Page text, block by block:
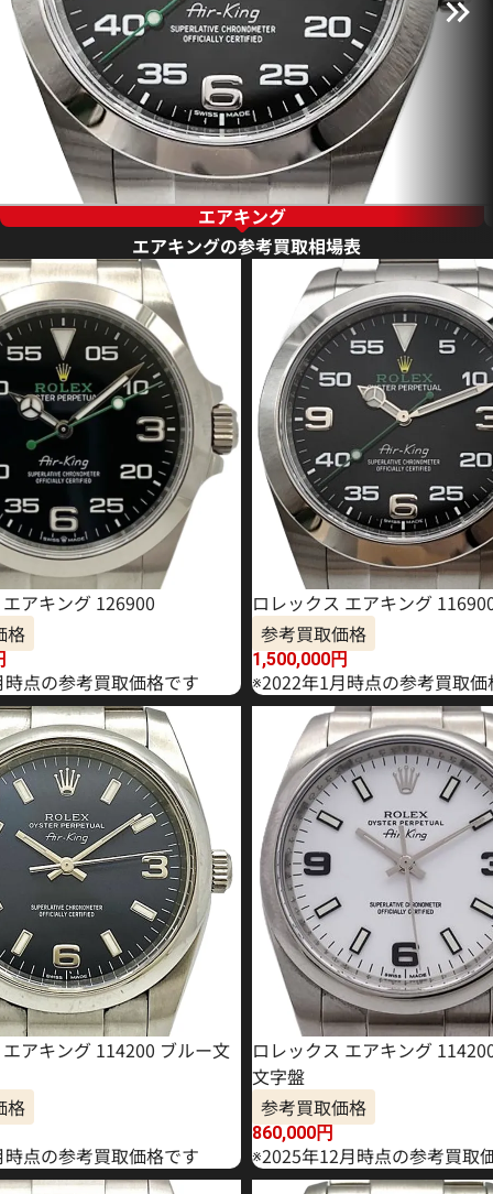
エアキング
エアキングの参考買取相場表
アキング 126900
格
点の参考買取価格です
ロレックス エアキング
参考買取価格
1,500,000円
※2022年1月時点の参考買取価
アキング 114200 ブルー文
格
点の参考買取価格です
ロレックス エアキング
文字盤
参考買取価格
860,000円
※2025年12月時点の参考買取